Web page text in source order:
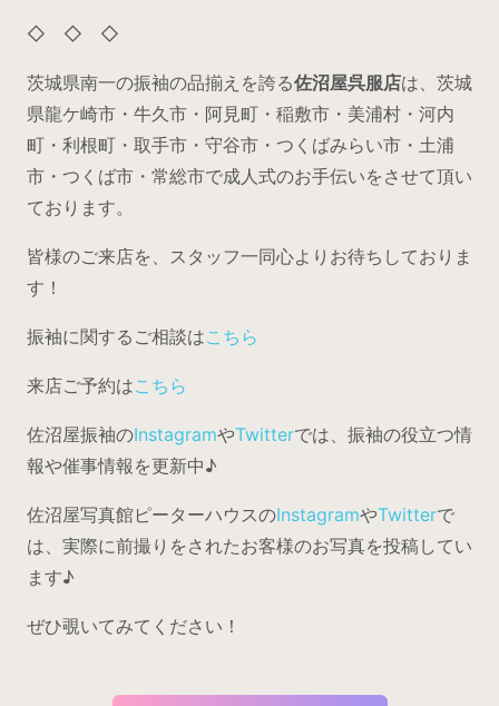
◇ ◇ ◇
茨城県南一の振袖の品揃えを誇る佐沼屋呉服店は、茨城
県龍ケ崎市・牛久市・阿見町・稲敷市・美浦村・河内
町・利根町・取手市・守谷市・つくばみらい市・土浦
市・つくば市・常総市で成人式のお手伝いをさせて頂い
ております。
皆様のご来店を、スタッフ一同心よりお待ちしておりま
す！
振袖に関するご相談はこちら
来店ご予約はこちら
佐沼屋振袖のInstagramやTwitterでは、振袖の役立つ情
報や催事情報を更新中♪
佐沼屋写真館ピーターハウスのInstagramやTwitterで
は、実際に前撮りをされたお客様のお写真を投稿してい
ます♪
ぜひ覗いてみてください！